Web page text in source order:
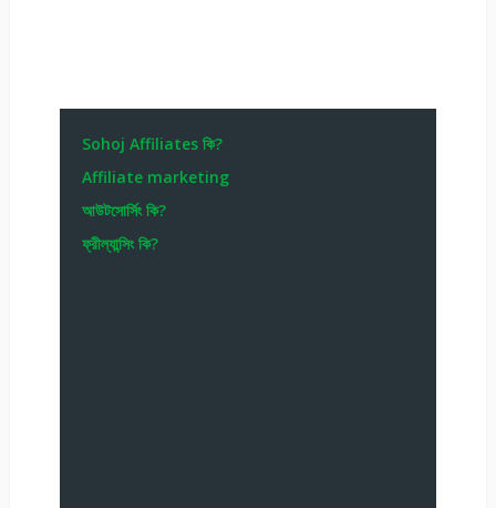
Sohoj Affiliates কি?
Affiliate marketing
আউটসোর্সিং কি?
ফ্রীল্যান্সিং কি?